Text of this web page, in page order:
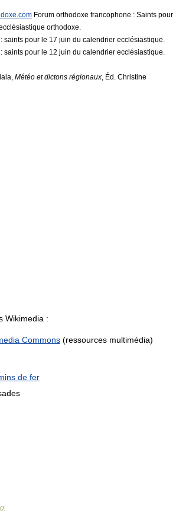
Forum orthodoxe francophone : Saints pour
orthodoxe.
: saints pour le 17 juin du calendrier ecclésiastique.
: saints pour le 12 juin du calendrier ecclésiastique.
Météo et dictons régionaux , Éd. Christine
Wikimedia :
Commons (ressources multimédia)
de fer